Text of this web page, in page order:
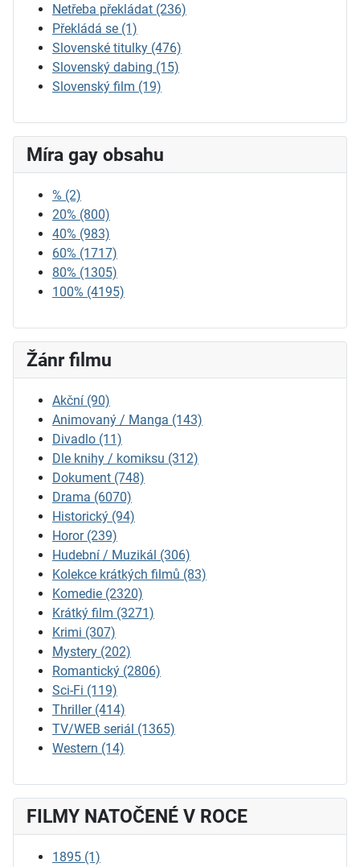
Netřeba překládat (236)
Překládá se (1)
Slovenské titulky (476)
Slovenský dabing (15)
Slovenský film (19)
Míra gay obsahu
% (2)
20% (800)
40% (983)
60% (1717)
80% (1305)
100% (4195)
Žánr filmu
Akční (90)
Animovaný / Manga (143)
Divadlo (11)
Dle knihy / komiksu (312)
Dokument (748)
Drama (6070)
Historický (94)
Horor (239)
Hudební / Muzikál (306)
Kolekce krátkých filmů (83)
Komedie (2320)
Krátký film (3271)
Krimi (307)
Mystery (202)
Romantický (2806)
Sci-Fi (119)
Thriller (414)
TV/WEB seriál (1365)
Western (14)
FILMY NATOČENÉ V ROCE
1895 (1)